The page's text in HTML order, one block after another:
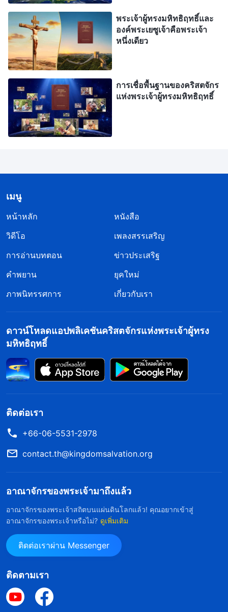
และชำระมวลมนุษย์ให้สะอาด จุดประสงค์คือเพื่อช่วย
มนุษย์ให้รอดจากอิทธิพลมืดของซาตานโดยครบ
บริบูรณ์ และในที่สุด ผู้ที่รอดนั้นพระเจ้าจะทรงนำพามา
สู่ราชอาณาจักรของพระองค์และเข้าสู่การหยุดพักด้วย
ประวัติศาสตร์เกี่ยวกับการที่ชาวยิวต้านทานองค์พระ
เยซูเจ้ากำลังถูกประกาศใช้อีกครั้ง เมื่อพระเจ้าทรง
พระราชกิจใหม่แห่งยุคสุดท้ายของพระองค์ ซึ่งตีกลับ
ต่อมโนคติที่หลงผิดของผู้คนจากนิกายต่างๆ พวกเขาก็
ทางกลับกัน พวกเขาแพร่กระจายความนอกรีตและ
ให้ร้ายพระเจ้าผู้ทรงจุติมาเป็นมนุษย์ โดยกล่าวโทษ
พระราชกิจของพระองค์ว่าเป็น “ลัทธิบูชาที่ชั่วร้าย”
หรือ “การนอกรีต” พวกเขาไปไกลถึงขั้นสมคบคิดกับ
รัฐบาลคอมมิวนิสต์จีนเพื่อข่มเหงและจับกุมบรรดาผู้ที่
เผยแพร่ข่าวประเสริฐของพระเจ้าในยุคสุดท้าย ความ
ประพฤติของพวกเขาไม่แตกต่างไปจากความประพฤติ
ลุล่วงไปตามการเผยพระวจนะขององค์พระเยซูเจ้าโดย
บริบูรณ์ “
เหมือนอย่างฟ้าแลบ เมื่อแลบออกจากฟ้าข้างหนึ่ง ก็ส่อง
สว่างไปถึงฟ้าอีกข้างหนึ่ง แต่ก่อนหน้านั้นจำเป็นที่บุตร
ยอมรับท่าน
มนุษย์สองครั้งท่ามกลางมนุษย์เพื่อตรัสและทรงพระ
ราชกิจ เพื่อไถ่มวลมนุษย์และช่วยมวลมนุษย์ให้รอด
เพียงพอแล้วที่จะพิสูจน์ว่าหนทางที่แท้จริงนั้นได้ถูก
ข่มเหงมาตั้งแต่โบราณกาลแล้ว ยิ่งหนทางเป็นจริง
มากขึ้นเท่าใด และยิ่งมันคือการทรงปรากฏและพระ
ทุกข์กับการปฏิเสธและการกล่าวโทษของบรรดาผู้นำ
ศาสนาและระบอบปกครองเยี่ยงซาตานมากขึ้นเท่านั้น
พระเจ้าผู้ทรงมหิทธิฤทธิ์และ
องค์พระเยซูเจ้าคือพระเจ้า
หนึ่งเดียว
การเชื่อพื้นฐานของคริสตจักร
แห่งพระเจ้าผู้ทรงมหิทธิฤทธิ์
เมนู
หน้าหลัก
หนังสือ
วิดีโอ
เพลงสรรเสริญ
การอ่านบทตอน
ข่าวประเสริฐ
คำพยาน
ยุคใหม่
ภาพนิทรรศการ
เกี่ยวกับเรา
ดาวน์โหลดแอปพลิเคชันคริสตจักรแห่งพระเจ้าผู้ทรง
มหิทธิฤทธิ์
ติดต่อเรา
+66-06-5531-2978
contact.th@kingdomsalvation.org
อาณาจักรของพระเจ้ามาถึงแล้ว
อาณาจักรของพระเจ้าสถิตบนแผ่นดินโลกแล้ว! คุณอยากเข้าสู่
อาณาจักรของพระเจ้าหรือไม่? ดูเพิ่มเติม
ติดต่อเราผ่าน Messenger
ติดตามเรา